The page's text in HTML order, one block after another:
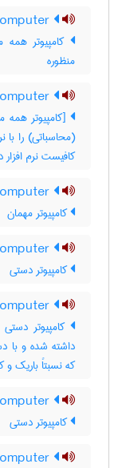
کامپیوتر همه
منظوره
[کامپیوتر همه
(محاسباتی) را با
کافیست نرم
کامپیوتر مهمان
کامپیوتر دستی
کامپیوتر
داشته شده و با
که نسبتاً باریک
کامپیوتر دستی